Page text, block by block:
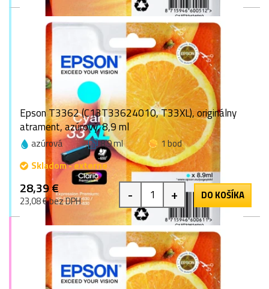
Epson T3362 (C13T33624010, T33XL), originálny
atrament, azúrový, 8,9 ml
azúrová 8,9 ml
1 bod
Skladom - externe
28,39 €
23,08 € bez DPH - + DO KOŠÍKA